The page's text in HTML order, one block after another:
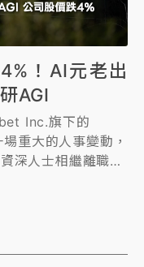
！AI元老出
AGI
Inc.旗下的
重大的人事變動，
深人士相繼離職，
人哈薩比斯，則將
）的探索。此次